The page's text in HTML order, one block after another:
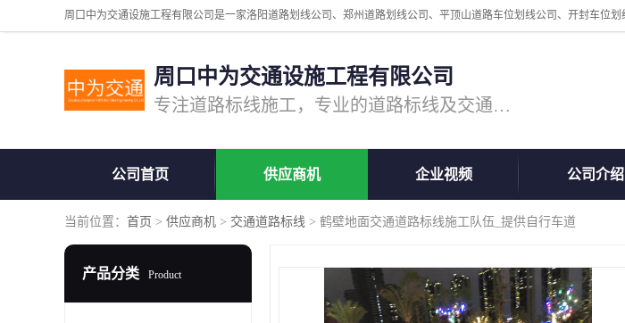
周口中为交通设施工程有限公司
专注道路标线施工，专业的道路标线及交通设施施工服务商!
公司首页 供应商机 企业视频 公司介绍
当前位置： 首页 > 供应商机 > 交通道路标线 > 鹤壁地面交通道路标线施工队伍_提供自行车道
产品分类 Product